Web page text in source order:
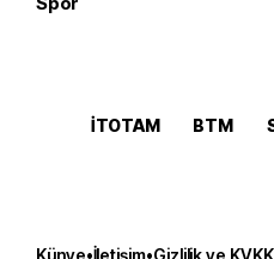
İTOTAM BTM
Künye•İletişim•Gizlilik ve